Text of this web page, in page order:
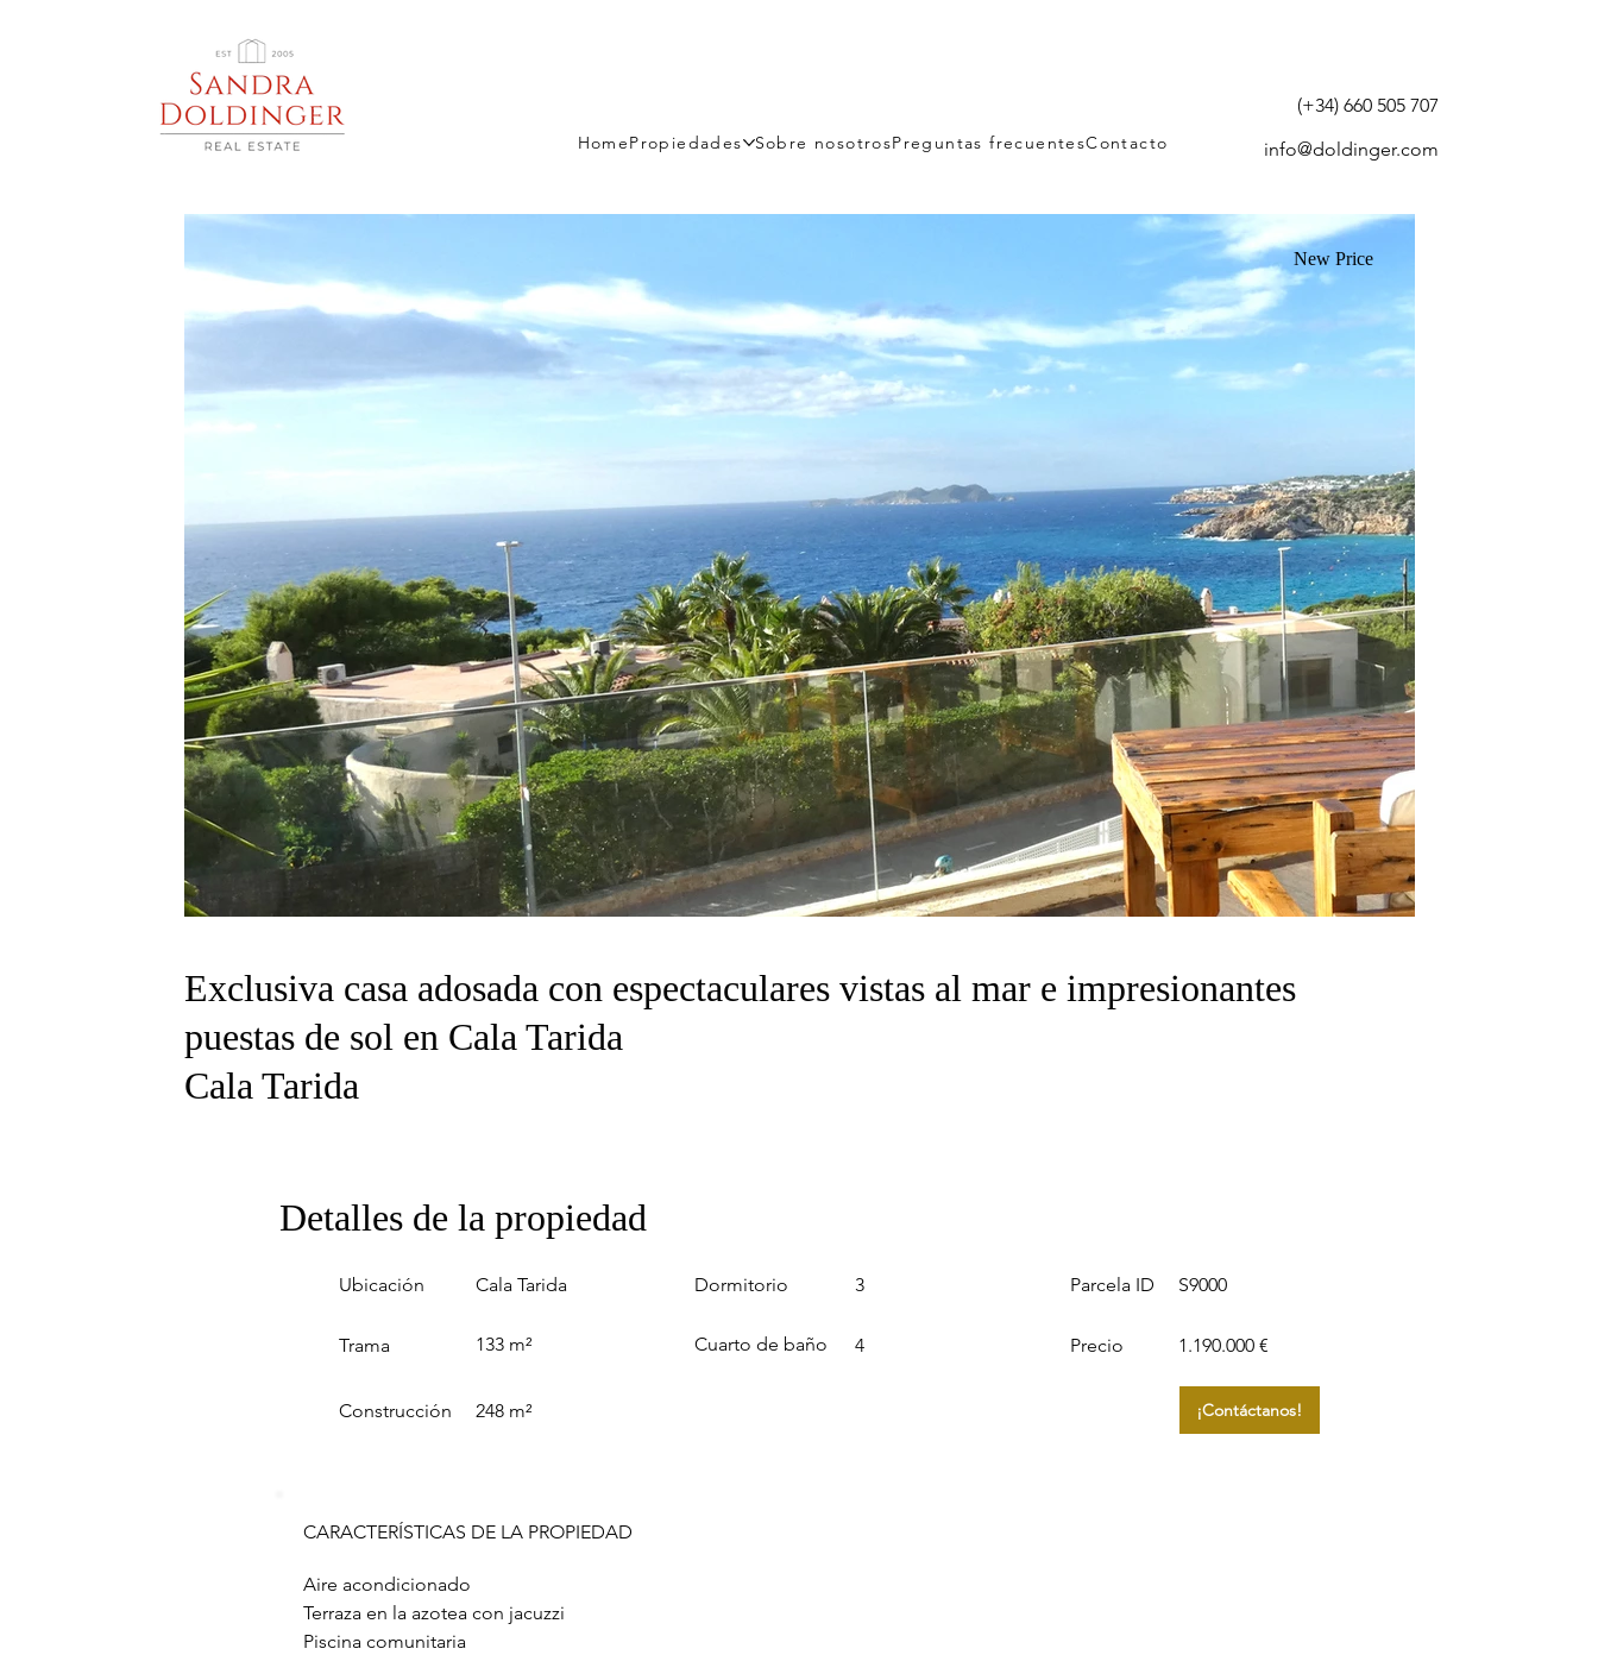
HomePropiedades Sobre nosotrosPreguntas frecuentesContacto info@doldinger.com
(+34) 660 505 707
New Price
Exclusiva casa adosada con espectaculares vistas al mar e impresionantes
puestas de sol en Cala Tarida
Cala Tarida
Detalles de la propiedad
Ubicación
Trama
Construcción
Cala Tarida
133 m²
248 m²
Dormitorio
Cuarto de baño
3
4
Parcela ID
Precio
S9000
1.190.000 €
¡Contáctanos!
CARACTERÍSTICAS DE LA PROPIEDAD
Aire acondicionado
Terraza en la azotea con jacuzzi
Piscina comunitaria